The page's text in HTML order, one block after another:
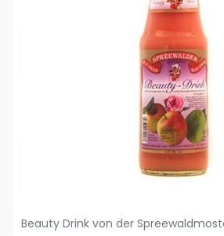
Beauty Drink von der